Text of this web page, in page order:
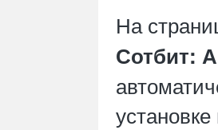
На
Сотбит: